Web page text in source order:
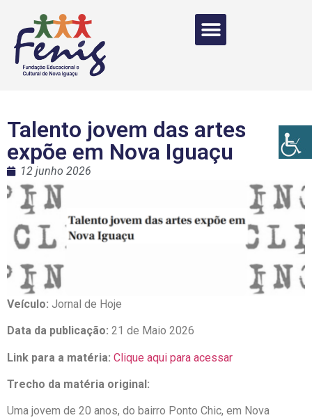
Talento jovem das artes
expõe em Nova Iguaçu
12 junho 2026
Veículo: Jornal de Hoje
Data da publicação: 21 de Maio 2026
Link para a matéria: Clique aqui para acessar
Trecho da matéria original:
Uma jovem de 20 anos, do bairro Ponto Chic, em Nova